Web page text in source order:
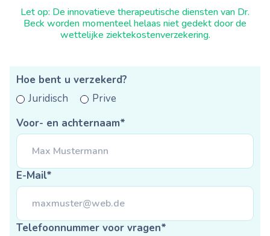
Let op: De innovatieve therapeutische diensten van Dr.
Beck worden momenteel helaas niet gedekt door de
wettelijke ziektekostenverzekering.
Hoe bent u verzekerd?
Juridisch
Prive
Voor- en achternaam*
E-Mail*
Telefoonnummer voor vragen*